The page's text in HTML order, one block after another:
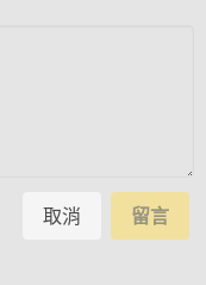
取消 留言